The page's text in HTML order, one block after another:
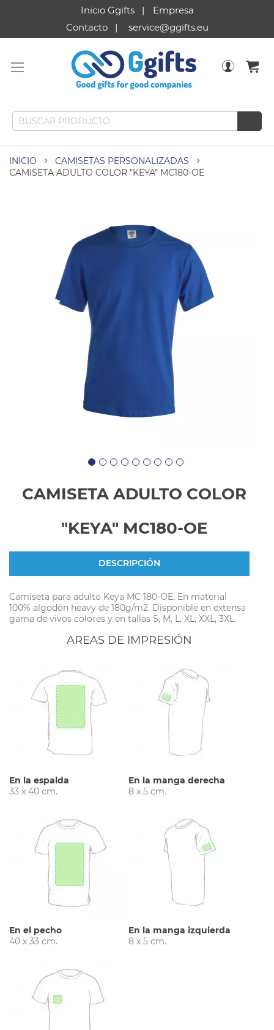
Inicio Ggifts
Empresa
Contacto
service@ggifts.eu
INICIO
CAMISETAS PERSONALIZADAS
CAMISETA ADULTO COLOR "KEYA" MC180-OE
CAMISETA ADULTO COLOR
"KEYA" MC180-OE
DESCRIPCIÓN
Camiseta para adulto Keya MC 180-OE. En material
100% algodón heavy de 180g/m2. Disponible en extensa
gama de vivos colores y en tallas S, M, L, XL, XXL, 3XL.
AREAS DE IMPRESIÓN
En la espalda
33 x 40 cm.
En la manga derecha
8 x 5 cm.
En el pecho
40 x 33 cm.
En la manga izquierda
8 x 5 cm.